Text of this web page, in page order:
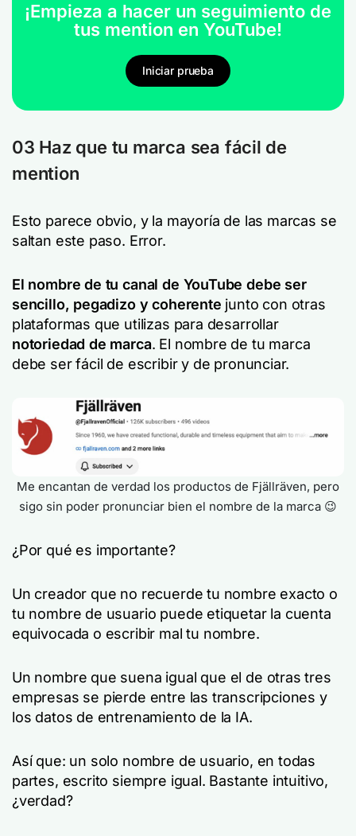
¡Empieza a hacer un seguimiento de
tus mention en YouTube!
Iniciar prueba
03 Haz que tu marca sea fácil de
mention
Esto parece obvio, y la mayoría de las marcas se
saltan este paso. Error.
El nombre de tu canal de YouTube debe ser
sencillo, pegadizo y coherente junto con otras
plataformas que utilizas para desarrollar
notoriedad de marca. El nombre de tu marca
debe ser fácil de escribir y de pronunciar.
Me encantan de verdad los productos de Fjällräven, pero
sigo sin poder pronunciar bien el nombre de la marca 😉
¿Por qué es importante?
Un creador que no recuerde tu nombre exacto o
tu nombre de usuario puede etiquetar la cuenta
equivocada o escribir mal tu nombre.
Un nombre que suena igual que el de otras tres
empresas se pierde entre las transcripciones y
los datos de entrenamiento de la IA.
Así que: un solo nombre de usuario, en todas
partes, escrito siempre igual. Bastante intuitivo,
¿verdad?